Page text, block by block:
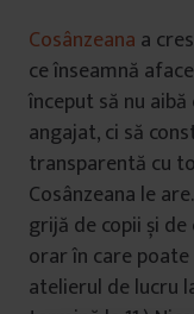
Cosânzeana a
ce înseamnă
început să nu
angajat, ci să
transparentă cu
Cosânzeana le
grijă de copii și
orar în care
atelierul de lucru